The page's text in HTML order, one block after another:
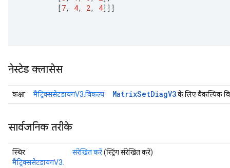
[7, 4, 2, 4]]]
नेस्टेड क्लासेस
कक्षा मैट्रिक्ससेटडायगV3.विकल्प MatrixSetDiagV3के लिए वैकल्पिक
सार्वजनिक तरीके
स्थिर
मैट्रिक्ससेटडायगV3.
संरेखित करें(स्ट्रिंग संरेखित करें)